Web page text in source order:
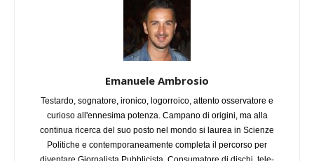
Emanuele Ambrosio
Testardo, sognatore, ironico, logorroico, attento osservatore e
curioso all'ennesima potenza. Campano di origini, ma alla
continua ricerca del suo posto nel mondo si laurea in Scienze
Politiche e contemporaneamente completa il percorso per